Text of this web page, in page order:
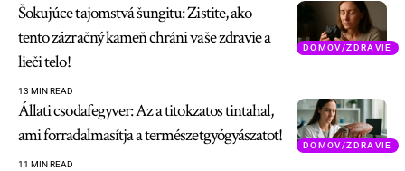
DOMOV/ZDRAVIE
Šokujúce tajomstvá šungitu: Zistite, ako
tento zázračný kameň chráni vaše zdravie a
lieči telo!
13 MIN READ
DOMOV/ZDRAVIE
Állati csodafegyver: Az a titokzatos tintahal,
ami forradalmasítja a természetgyógyászatot!
11 MIN READ